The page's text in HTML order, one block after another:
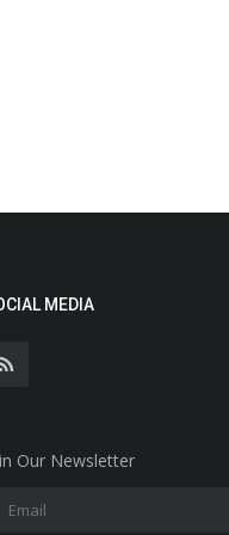
MEDIA
Our Newsletter